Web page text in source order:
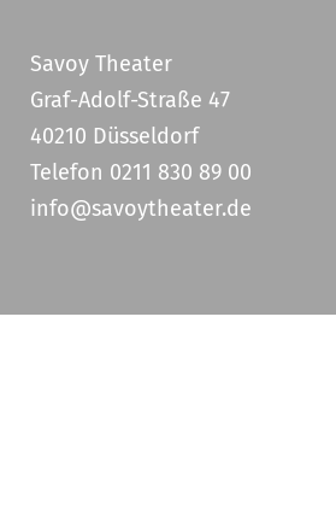
Savoy Theater
Graf-Adolf-Straße 47
40210 Düsseldorf
Telefon 0211 830 89 00
info@savoytheater.de